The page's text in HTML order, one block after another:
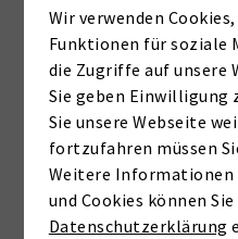
17039 Trollenhagen
Wir verwenden
Funktionen für soziale
die Zugriffe auf unsere
Sie geben Einwilligung
Sie unsere Webseite
fortzufahren müssen
Weitere Informationen
und Cookies können
Datenschutzerklärung